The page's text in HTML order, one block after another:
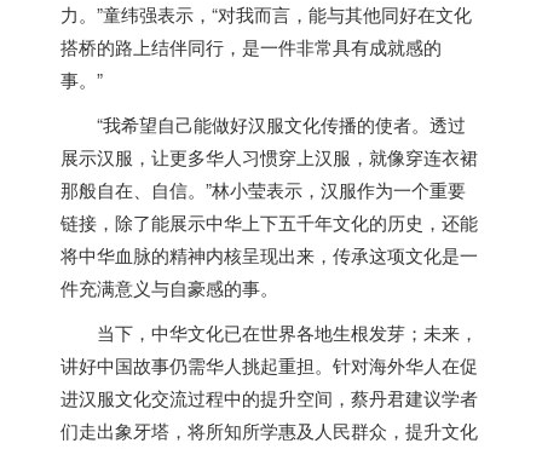
力。”童纬强表示，“对我而言，能与其他同好在文化
搭桥的路上结伴同行，是一件非常具有成就感的
事。”
“我希望自己能做好汉服文化传播的使者。透过
展示汉服，让更多华人习惯穿上汉服，就像穿连衣裙
那般自在、自信。”林小莹表示，汉服作为一个重要
链接，除了能展示中华上下五千年文化的历史，还能
将中华血脉的精神内核呈现出来，传承这项文化是一
件充满意义与自豪感的事。
当下，中华文化已在世界各地生根发芽；未来，
讲好中国故事仍需华人挑起重担。针对海外华人在促
进汉服文化交流过程中的提升空间，蔡丹君建议学者
们走出象牙塔，将所知所学惠及人民群众，提升文化